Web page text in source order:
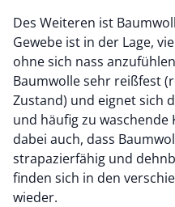
Des Weiteren ist
Gewebe ist in der Lage,
ohne sich nass
Baumwolle sehr reißfest
Zustand) und eignet sich
und häufig zu
dabei auch, dass
strapazierfähig und
finden sich in den
wieder.